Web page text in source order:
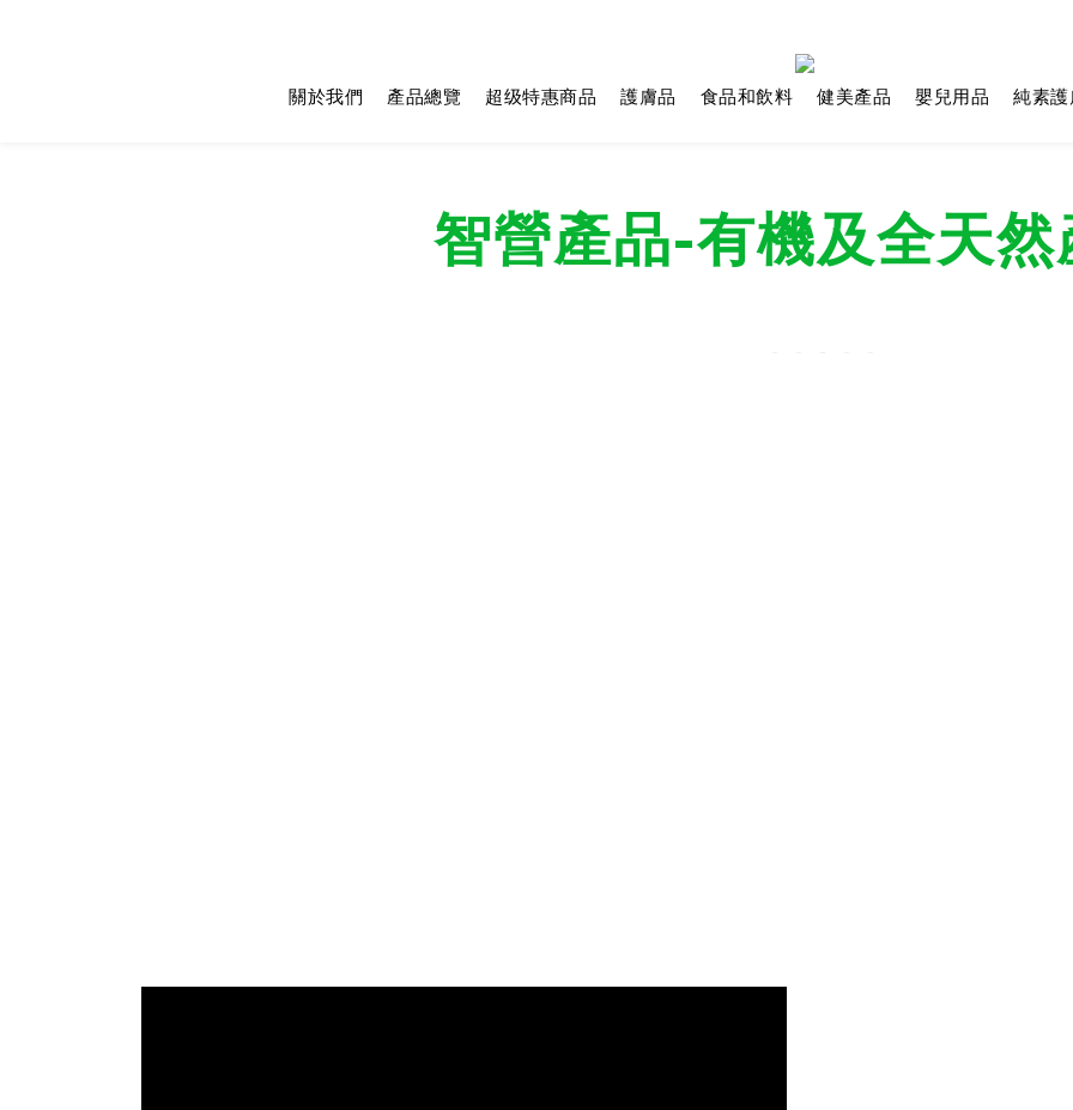
關於我們 產品總覽 超级特惠商品 護膚品 食品和飲料 健美產品 嬰兒用品 純素護
智營產品-有機及全天然